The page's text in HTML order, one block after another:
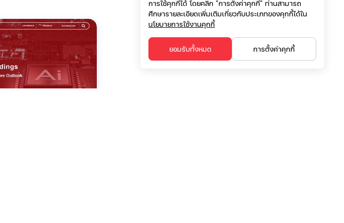
การใช้คุกกี้ได้ โดยคลิก "การตั้งค่าคุกกี้" ท่านสามารถ
ศึกษารายละเอียดเพิ่มเติมเกี่ยวกับประเภทของคุกกี้ได้ใน
นโยบายการใช้งานคุกกี้
ยอมรับทั้งหมด การตั้งค่าคุกกี้